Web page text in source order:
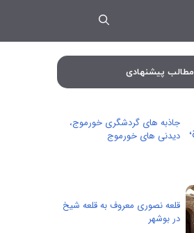
مطالب پیشنهادی
جاذبه های گردشگری خورموج،
دیدنی های خورموج
قلعه نصوری معروف به قلعه شیخ
در بوشهر